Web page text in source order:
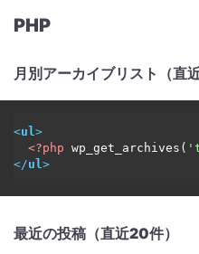
PHP
月別アーカイブリスト（直
<ul >
<?php wp_get_archives(
</ul >
最近の投稿（直近20件）